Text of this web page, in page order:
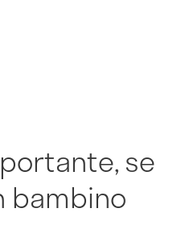
se
bambino